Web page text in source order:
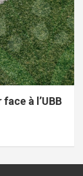
à l’UBB